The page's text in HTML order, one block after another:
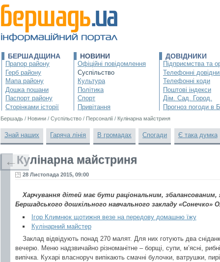
БЕРШАДЩИНА
Прапор району
Герб району
Мапа району
Дошка пошани
Паспорт району
Сторінками історії
НОВИНИ
Офіційні повідомлення
Суспільство
Культура
Політика
Спорт
Привітання
ДОВІДНИКИ
Підприємства та
Телефонні
Телефонні коди
Поштові індекси
Дім. Сад. Город.
Прогноз погоди в
Бершадь / Новини / Суспільство / Персоналії / Кулінарна майстриня
Знай наших Гаряча лінія В громадах Спогади Є така думка
Кулінарна майстриня
28 Листопада 2015, 09:00
Харчування дітей має бути раціональним, збалансованим,
Бершадського дошкільного навчального закладу «Сонечко»
Ігор Климнюк щотижня везе на передову домашню їжу
Кулінарний майстер
Заклад відвідують понад 270 малят. Для них готують два
вечерю. Меню надзвичайно різноманітне – борщі, супи, м’ясні,
випічка. Кухарі власноруч випікають смачні булочки, ватрушки,
←